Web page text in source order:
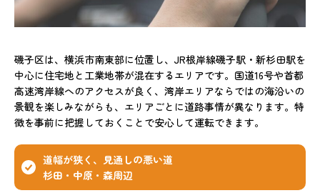
磯子区は、横浜市南東部に位置し、JR根岸線磯子駅・新杉田駅を
中心に住宅地と工業地帯が混在するエリアです。国道16号や首都
高速湾岸線へのアクセスが良く、湾岸エリアならではの海沿いの
景観を楽しみながらも、エリアごとに道路事情が異なります。特
徴を事前に把握しておくことで安心して運転できます。
道幅が狭く、見通しの悪い道
杉田・中原・森周辺